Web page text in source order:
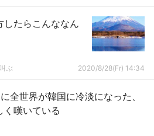
したらこんななん
ぶ 2020/8/28(Fr) 14:34
全世界が韓国に冷淡になった、
く嘆いている